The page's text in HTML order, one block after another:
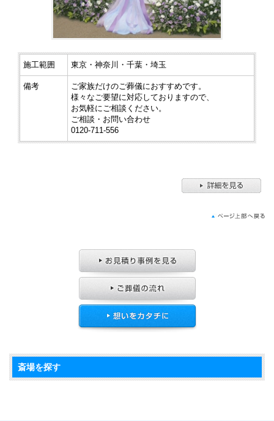
施工範囲 東京・神奈川・千葉・埼玉
備考
ご家族だけのご葬儀におすすめです。
様々なご要望に対応しておりますので、
お気軽にご相談ください。
ご相談・お問い合わせ
0120-711-556
斎場を探す